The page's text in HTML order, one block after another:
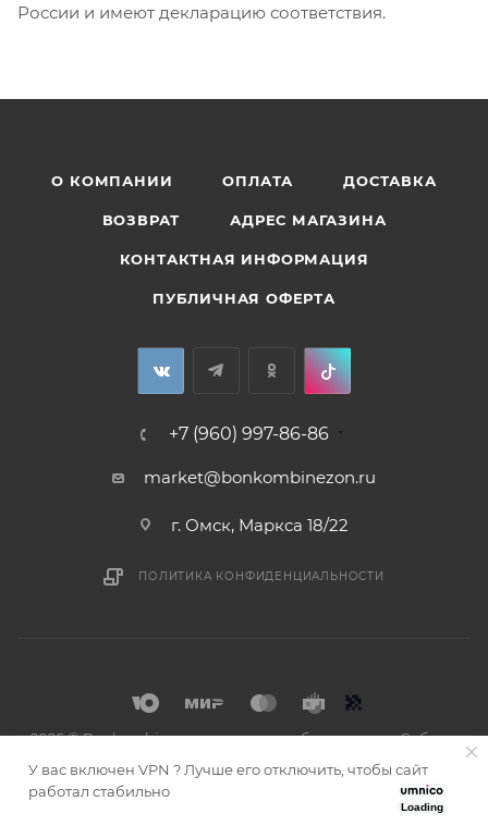
России и имеют декларацию соответствия.
О КОМПАНИИ ОПЛАТА ДОСТАВКА
ВОЗВРАТ АДРЕС МАГАЗИНА
КОНТАКТНАЯ ИНФОРМАЦИЯ
ПУБЛИЧНАЯ ОФЕРТА
+7 (960) 997-86-86
market@bonkombinezon.ru
г. Омск, Маркса 18/22
ПОЛИТИКА КОНФИДЕНЦИАЛЬНОСТИ
2026 © Bonkombinezon- зимние комбинезоны из Сибири
Loading
У вас включен VPN ? Лучше его отключить, чтобы сайт
работал стабильно